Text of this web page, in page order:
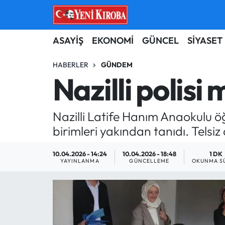
ASAYİŞ EKONOMİ GÜNCEL SİYASET
HABERLER GÜNDEM
Nazilli polisi
Nazilli Latife Hanım Anaokulu
birimleri yakından tanıdı.
10.04.2026 - 14:24
YAYINLANMA
10.04.2026 - 18:48
GÜNCELLEME
1 DK
OKUNMA
ASAYİŞ
BİLİM-TEKNOLOJİ
DÜNYA
EKONOMİ
Aydın Nöbetçi Eczaneler
Aydın Hava Durumu
Aydin Namaz Vakitleri
Aydın Trafik Yoğunluk Haritası
Süper Lig Puan Durumu ve Fikstür
Tüm Manşetler
Son Dakika Haberleri
Haber Arşivi